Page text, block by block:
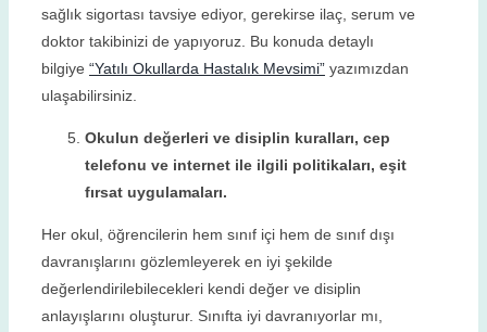
sağlık sigortası tavsiye ediyor, gerekirse ilaç, serum ve
doktor takibinizi de yapıyoruz. Bu konuda detaylı
bilgiye “Yatılı Okullarda Hastalık Mevsimi”yazımızdan
ulaşabilirsiniz.
Okulun değerleri ve disiplin kuralları, cep
telefonu ve internet ile ilgili politikaları, eşit
fırsat uygulamaları.
Her okul, öğrencilerin hem sınıf içi hem de sınıf dışı
davranışlarını gözlemleyerek en iyi şekilde
değerlendirilebilecekleri kendi değer ve disiplin
anlayışlarını oluşturur. Sınıfta iyi davranıyorlar mı,